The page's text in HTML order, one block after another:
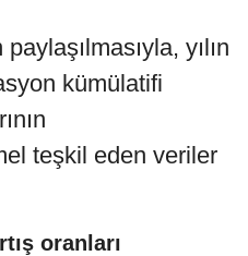
yılın
kümülatifi
teşkil eden veriler
oranları